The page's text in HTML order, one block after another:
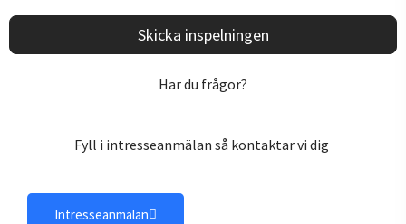
Har du frågor?
Fyll i intresseanmälan så kontaktar vi dig
Intresseanmälan